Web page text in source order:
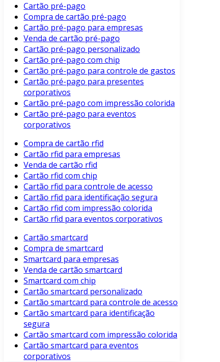
Cartão pré-pago
Compra de cartão pré-pago
Cartão pré-pago para empresas
Venda de cartão pré-pago
Cartão pré-pago personalizado
Cartão pré-pago com chip
Cartão pré-pago para controle de gastos
Cartão pré-pago para presentes
corporativos
Cartão pré-pago com impressão colorida
Cartão pré-pago para eventos
corporativos
Compra de cartão rfid
Cartão rfid para empresas
Venda de cartão rfid
Cartão rfid com chip
Cartão rfid para controle de acesso
Cartão rfid para identificação segura
Cartão rfid com impressão colorida
Cartão rfid para eventos corporativos
Cartão smartcard
Compra de smartcard
Smartcard para empresas
Venda de cartão smartcard
Smartcard com chip
Cartão smartcard personalizado
Cartão smartcard para controle de acesso
Cartão smartcard para identificação
segura
Cartão smartcard com impressão colorida
Cartão smartcard para eventos
corporativos